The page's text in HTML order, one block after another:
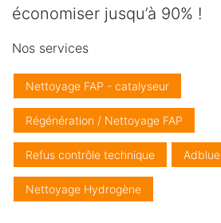
économiser jusqu’à 90% !
Nos services
Nettoyage FAP - catalyseur
Régénération / Nettoyage FAP
Refus contrôle technique Adblue
Nettoyage Hydrogène